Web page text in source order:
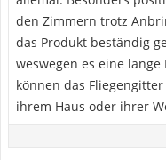
den Zimmern trotz
das Produkt beständig
weswegen es eine
können das
ihrem Haus oder ihrer